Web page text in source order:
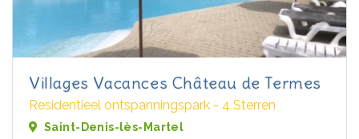
Villages Vacances Château de Termes
Residentieel ontspanningspark - 4 Sterren
Saint-Denis-lès-Martel